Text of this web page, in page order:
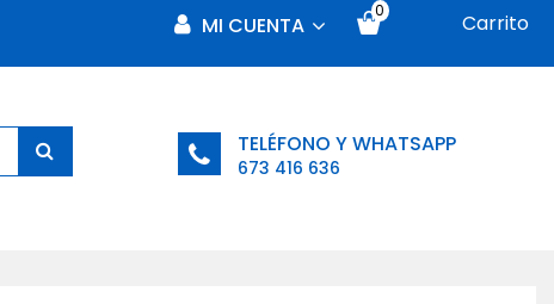
MI CUENTA Carrito
0
TELÉFONO Y WHATSAPP
673 416 636